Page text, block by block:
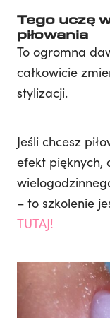
Tego uczę
piłowania
To ogromna
całkowicie
stylizacji.
Jeśli chcesz
efekt pięknych,
– to szkolenie
TUTAJ!